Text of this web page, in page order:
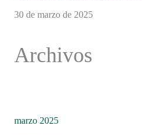
30 de marzo de 2025
Archivos
marzo 2025